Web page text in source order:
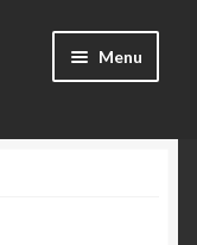
Menu